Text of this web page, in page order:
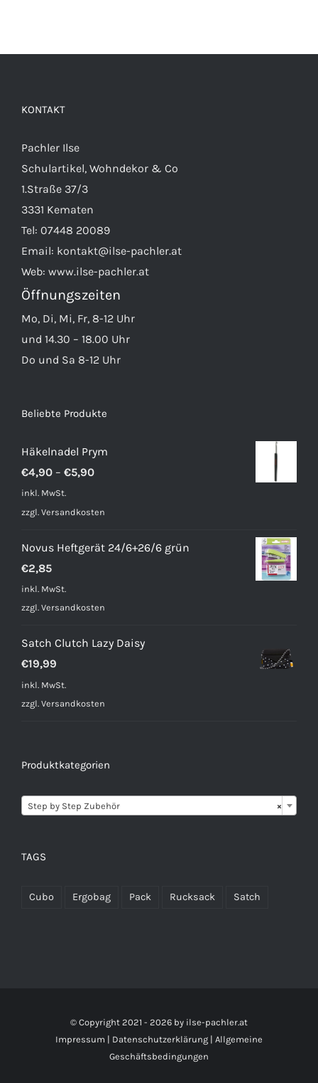
KONTAKT
Pachler Ilse
Schulartikel, Wohndekor & Co
1.Straße 37/3
3331 Kematen
Tel: 07448 20089
Email: kontakt@ilse-pachler.at
Web: www.ilse-pachler.at
Öffnungszeiten
Mo, Di, Mi, Fr, 8-12 Uhr
und 14.30 – 18.00 Uhr
Do und Sa 8-12 Uhr
Beliebte Produkte
Häkelnadel Prym
€4,90 – €5,90
inkl. MwSt.
zzgl. Versandkosten
Novus Heftgerät 24/6+26/6 grün
€2,85
inkl. MwSt.
zzgl. Versandkosten
Satch Clutch Lazy Daisy
€19,99
inkl. MwSt.
zzgl. Versandkosten
Produktkategorien
×
Step by Step Zubehör
TAGS
Cubo Ergobag Pack Rucksack Satch
© Copyright 2021 - 2026 by ilse-pachler.at
Impressum | Datenschutzerklärung | Allgemeine
Geschäftsbedingungen